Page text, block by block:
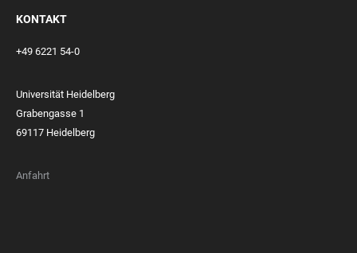
KONTAKT
+49 6221 54-0
Universität Heidelberg
Grabengasse 1
69117 Heidelberg
Anfahrt